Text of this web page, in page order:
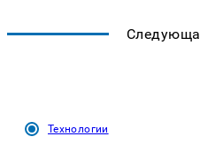
Технологии